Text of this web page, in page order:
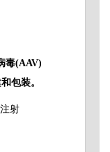
毒(AAV)
包装。
射